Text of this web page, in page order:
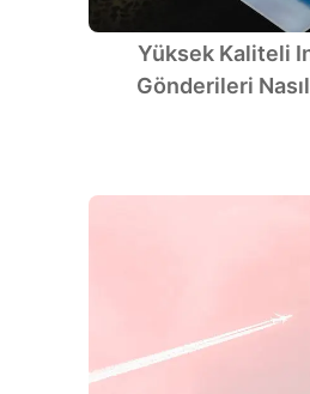
Yüksek Kaliteli
Gönderileri